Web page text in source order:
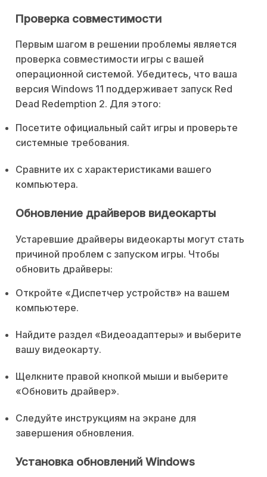
Проверка совместимости
Первым шагом в решении проблемы является
проверка совместимости игры с вашей
операционной системой. Убедитесь, что ваша
версия Windows 11 поддерживает запуск Red
Dead Redemption 2. Для этого:
Посетите официальный сайт игры и проверьте
системные требования.
Сравните их с характеристиками вашего
компьютера.
Обновление драйверов видеокарты
Устаревшие драйверы видеокарты могут стать
причиной проблем с запуском игры. Чтобы
обновить драйверы:
Откройте «Диспетчер устройств» на вашем
компьютере.
Найдите раздел «Видеоадаптеры» и выберите
вашу видеокарту.
Щелкните правой кнопкой мыши и выберите
«Обновить драйвер».
Следуйте инструкциям на экране для
завершения обновления.
Установка обновлений Windows